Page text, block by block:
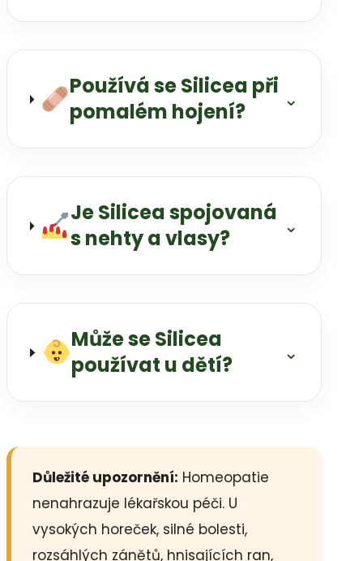
Používá se Silicea při
pomalém hojení?
⌄
Je Silicea spojovaná
s nehty a vlasy?
⌄
Může se Silicea
používat u dětí?
⌄
Důležité upozornění: Homeopatie
nenahrazuje lékařskou péči. U
vysokých horeček, silné bolesti,
rozsáhlých zánětů, hnisajících ran,